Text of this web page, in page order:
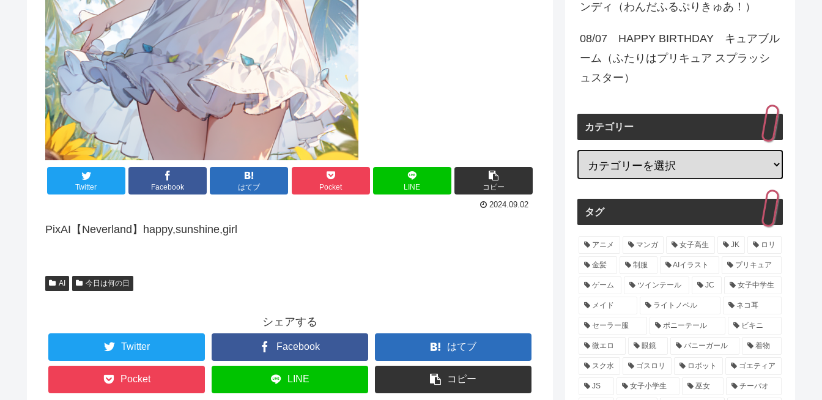
Twitter Facebook はてブ Pocket LINE コピー
2024.09.02
PixAI【Neverland】happy,sunshine,girl
AI 今日は何の日
シェアする
Twitter Facebook はてブ
Pocket LINE コピー
ンディ（わんだふるぷりきゅあ！）
08/07 HAPPY BIRTHDAY キュアブル
ーム（ふたりはプリキュア スプラッシ
ュスター）
カテゴリー
タグ
アニメ マンガ 女子高生 JK ロリ
金髪 制服 AIイラスト プリキュア
ゲーム ツインテール JC 女子中学生
メイド ライトノベル ネコ耳
セーラー服 ポニーテール ビキニ
微エロ 眼鏡 バニーガール 着物
スク水 ゴスロリ ロボット ゴエティア
JS 女子小学生 巫女 チーパオ